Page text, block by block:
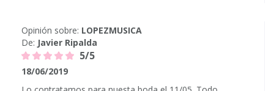
Opinión sobre: LOPEZMUSICA
De: Javier Ripalda
5/5
18/06/2019